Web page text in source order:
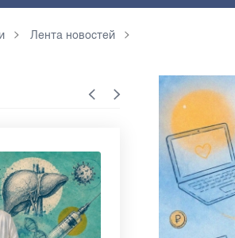
Лента новостей